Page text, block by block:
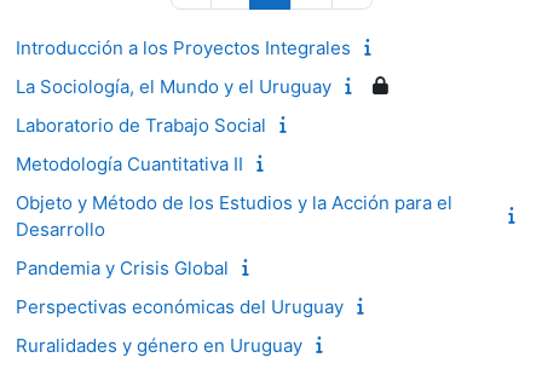
Introducción a los Proyectos Integrales
La Sociología, el Mundo y el Uruguay
Laboratorio de Trabajo Social
Metodología Cuantitativa II
Objeto y Método de los Estudios y la Acción para el
Desarrollo
Pandemia y Crisis Global
Perspectivas económicas del Uruguay
Ruralidades y género en Uruguay